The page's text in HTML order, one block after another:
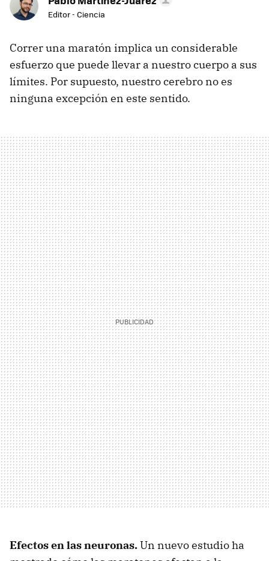
Editor - Ciencia
Correr una maratón implica un considerable
esfuerzo que puede llevar a nuestro cuerpo a sus
límites. Por supuesto, nuestro cerebro no es
ninguna excepción en este sentido.
Efectos en las neuronas.Un nuevo estudio ha